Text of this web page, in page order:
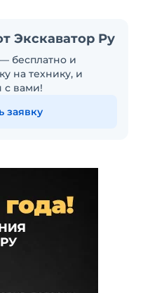
Экскаватор Ру
бесплатно и
на технику, и
с вами!
заявку